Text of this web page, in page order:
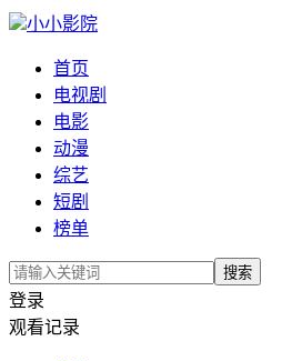
小小影院
首页
电视剧
电影
动漫
综艺
短剧
榜单
搜索
登录
观看记录